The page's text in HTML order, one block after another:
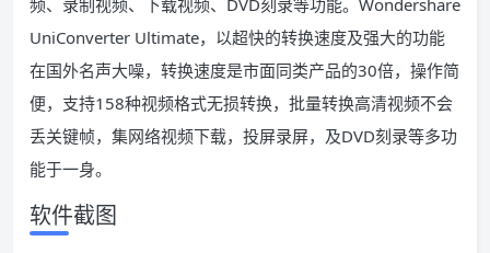
频、录制视频、下载视频、DVD刻录等功能。Wondershare
UniConverter Ultimate，以超快的转换速度及强大的功能
在国外名声大噪，转换速度是市面同类产品的30倍，操作简
便，支持158种视频格式无损转换，批量转换高清视频不会
丢关键帧，集网络视频下载，投屏录屏，及DVD刻录等多功
能于一身。
软件截图